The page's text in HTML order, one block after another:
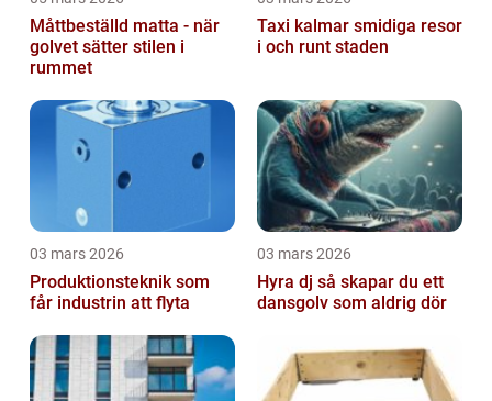
Måttbeställd matta - när
golvet sätter stilen i
rummet
Taxi kalmar smidiga resor
i och runt staden
03 mars 2026
Produktionsteknik som
får industrin att flyta
03 mars 2026
Hyra dj så skapar du ett
dansgolv som aldrig dör